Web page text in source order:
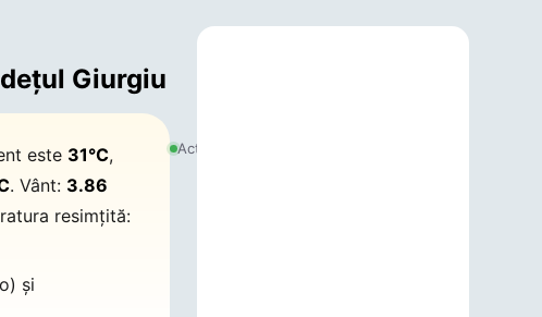
Giurgiu
este 31°C,
. Vânt: 3.86
resimțită:
și
Actualizat: